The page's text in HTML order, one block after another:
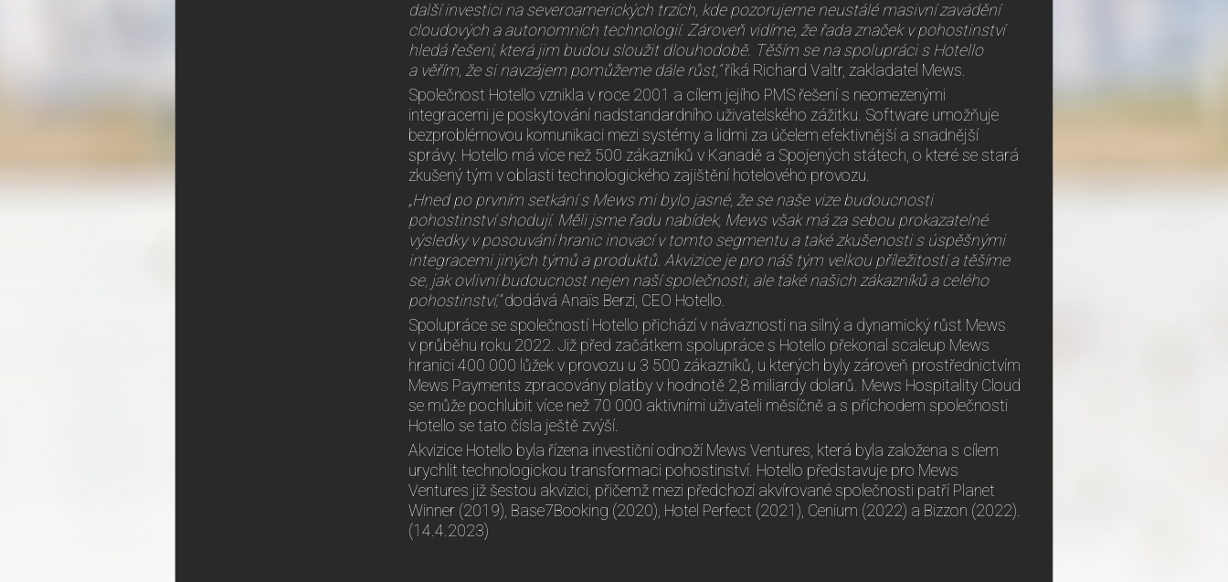
další investici na severoamerických trzích, kde pozorujeme neustálé masivní zavádění
cloudových a autonomních technologií. Zároveň vidíme, že řada značek v pohostinství
hledá řešení, která jim budou sloužit dlouhodobě. Těším se na spolupráci s Hotello
a věřím, že si navzájem pomůžeme dále růst,“říká Richard Valtr, zakladatel Mews.
Společnost Hotello vznikla v roce 2001 a cílem jejího PMS řešení s neomezenými
integracemi je poskytování nadstandardního uživatelského zážitku. Software umožňuje
bezproblémovou komunikaci mezi systémy a lidmi za účelem efektivnější a snadnější
správy. Hotello má více než 500 zákazníků v Kanadě a Spojených státech, o které se stará
zkušený tým v oblasti technologického zajištění hotelového provozu.
„Hned po prvním setkání s Mews mi bylo jasné, že se naše vize budoucnosti
pohostinství shodují. Měli jsme řadu nabídek, Mews však má za sebou prokazatelné
výsledky v posouvání hranic inovací v tomto segmentu a také zkušenosti s úspěšnými
integracemi jiných týmů a produktů. Akvizice je pro náš tým velkou příležitostí a těšíme
se, jak ovlivní budoucnost nejen naší společnosti, ale také našich zákazníků a celého
pohostinství,“dodává Anaïs Berzi, CEO Hotello.
Spolupráce se společností Hotello přichází v návaznosti na silný a dynamický růst Mews
v průběhu roku 2022. Již před začátkem spolupráce s Hotello překonal scaleup Mews
hranici 400 000 lůžek v provozu u 3 500 zákazníků, u kterých byly zároveň prostřednictvím
Mews Payments zpracovány platby v hodnotě 2,8 miliardy dolarů. Mews Hospitality Cloud
se může pochlubit více než 70 000 aktivními uživateli měsíčně a s příchodem společnosti
Hotello se tato čísla ještě zvýší.
Akvizice Hotello byla řízena investiční odnoží Mews Ventures, která byla založena s cílem
urychlit technologickou transformaci pohostinství. Hotello představuje pro Mews
Ventures již šestou akvizici, přičemž mezi předchozí akvírované společnosti patří Planet
Winner (2019), Base7Booking (2020), Hotel Perfect (2021), Cenium (2022) a Bizzon (2022).
(14.4.2023)